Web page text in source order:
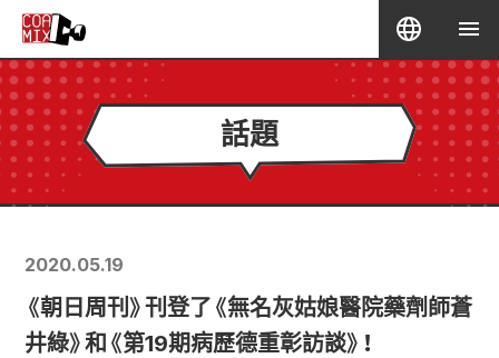
話題
2020.05.19
《朝日周刊》刊登了《無名灰姑娘醫院藥劑師蒼
井綠》和《第19期病歷德重彰訪談》！